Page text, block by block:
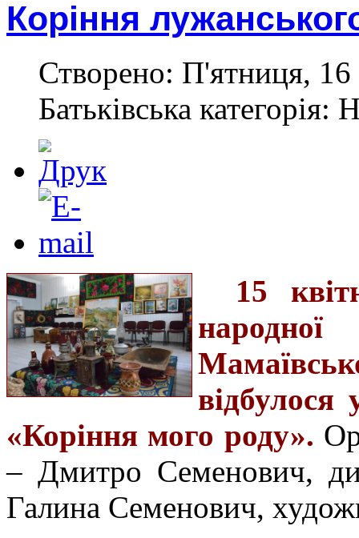
Коріння
Створено: П'ятниця, 16
Батьківська категорія:
15
відбулося
«Коріння мого роду».
– Дмитро Семенович,
Галина Семенович,